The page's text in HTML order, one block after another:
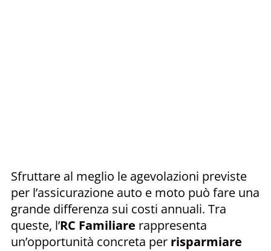
Sfruttare al meglio le agevolazioni previste
per l’assicurazione auto e moto può fare una
grande differenza sui costi annuali. Tra
queste, l’RC Familiare rappresenta
un’opportunità concreta per risparmiare